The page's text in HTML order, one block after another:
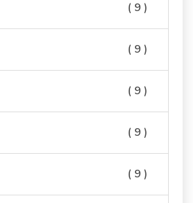
( 9 )
( 9 )
( 9 )
( 9 )
( 9 )